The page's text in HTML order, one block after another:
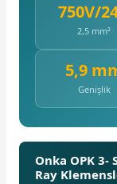
750V/
2,5 mm²
5,9
Genişlik
Onka OPK 3-
Ray